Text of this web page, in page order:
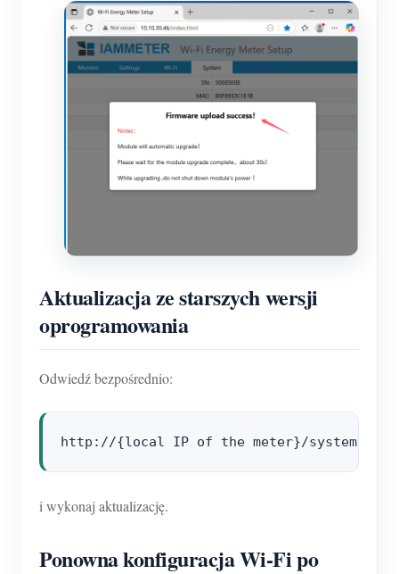
Aktualizacja ze starszych wersji
oprogramowania
Odwiedź bezpośrednio:
i wykonaj aktualizację.
Ponowna konfiguracja Wi-Fi po